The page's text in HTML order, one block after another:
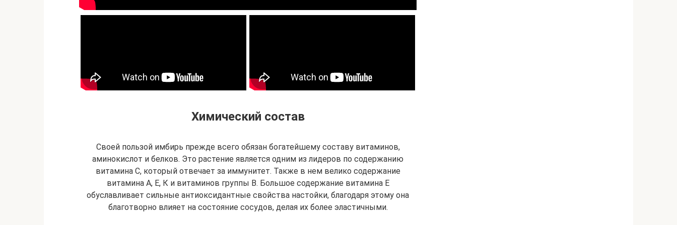
Химический состав
Своей пользой имбирь прежде всего обязан богатейшему составу витаминов,
аминокислот и белков. Это растение является одним из лидеров по содержанию
витамина С, который отвечает за иммунитет. Также в нем велико содержание
витамина А, Е, К и витаминов группы В. Большое содержание витамина Е
обуславливает сильные антиоксидантные свойства настойки, благодаря этому она
благотворно влияет на состояние сосудов, делая их более эластичными.